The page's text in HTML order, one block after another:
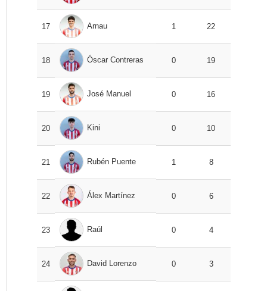
17 Arnau 1 22
18 Óscar Contreras 0 19
19 José Manuel 0 16
20 Kini 0 10
21 Rubén Puente 1 8
22 Álex Martínez 0 6
23 Raúl 0 4
24 David Lorenzo 0 3